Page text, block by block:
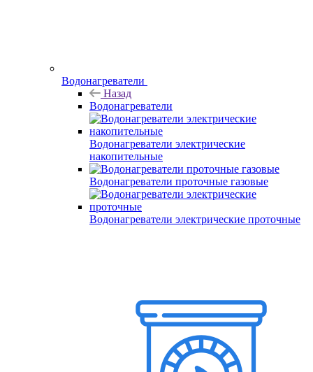
Водонагреватели
Назад
Водонагреватели
Водонагреватели электрические
накопительные
Водонагреватели проточные газовые
Водонагреватели электрические проточные